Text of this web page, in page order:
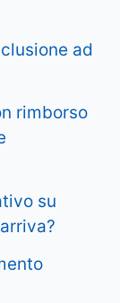
ad
rimborso
su